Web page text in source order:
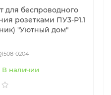
для беспроводного
розетками ПУ3-Р1.1
"Уютный дом"
0204
В наличии